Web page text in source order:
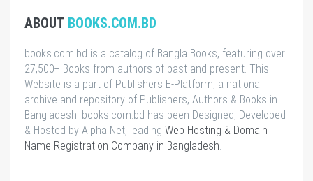
ABOUT BOOKS.COM.BD
books.com.bd is a catalog of Bangla Books, featuring over
27,500+ Books from authors of past and present. This
Website is a part of Publishers E-Platform, a national
archive and repository of Publishers, Authors & Books in
Bangladesh. books.com.bd has been Designed, Developed
& Hosted by Alpha Net, leading Web Hosting & Domain
Name Registration Company in Bangladesh.